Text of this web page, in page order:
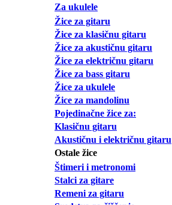
Za ukulele
Žice za gitaru
Žice za klasičnu gitaru
Žice za akustičnu gitaru
Žice za električnu gitaru
Žice za bass gitaru
Žice za ukulele
Žice za mandolinu
Pojedinačne žice za:
Klasičnu gitaru
Akustičnu i električnu gitaru
Ostale žice
Štimeri i metronomi
Stalci za gitare
Remeni za gitaru